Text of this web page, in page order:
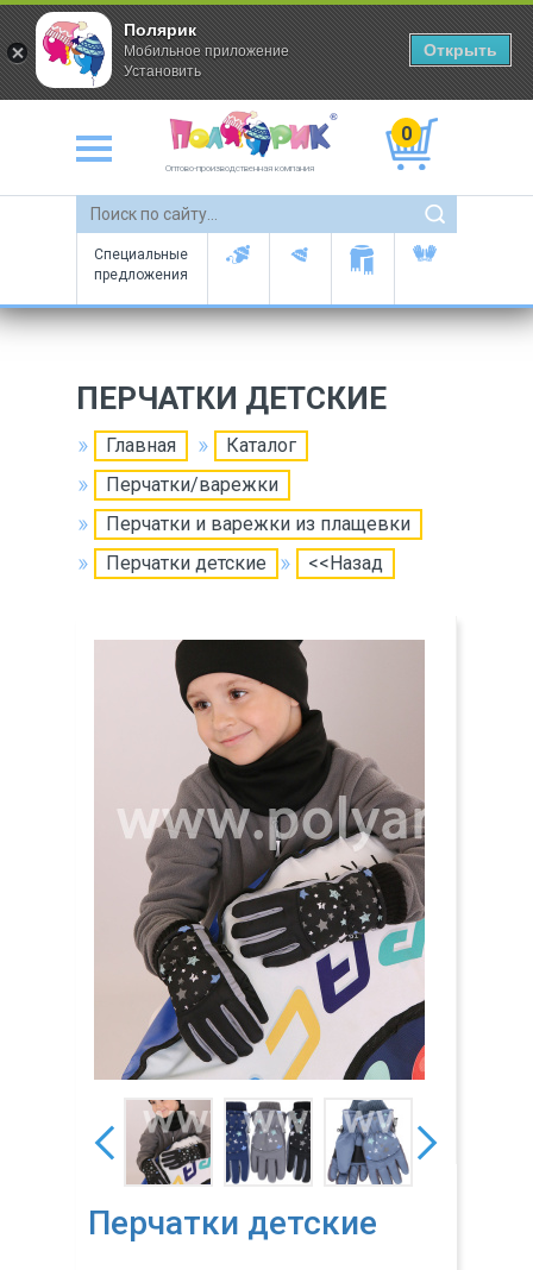
Оптово-производственная компания
0
Специальные
предложения
ПЕРЧАТКИ ДЕТСКИЕ
Главная
Каталог
Перчатки/варежки
Перчатки и варежки из плащевки
Перчатки детские
<<Назад
Перчатки детские
Полярик
Мобильное приложение
Установить
Открыть